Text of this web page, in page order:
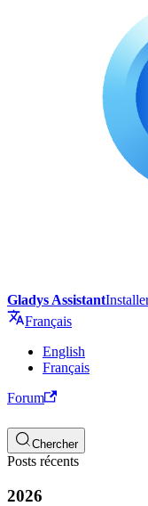
Gladys Assistant
Français
English
Français
Forum
Chercher
Posts récents
2026